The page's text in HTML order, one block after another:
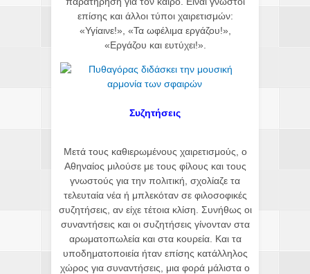
επίσης και άλλοι τύποι χαιρετισμών:
«Υγίαινε!», «Τα ωφέλιμα εργάζου!»,
«Εργάζου και ευτύχει!».
Συζητήσεις
Μετά τους καθιερωμένους χαιρετισμούς, ο
Αθηναίος μιλούσε με τους φίλους και τους
γνωστούς για την πολιτική, σχολίαζε τα
τελευταία νέα ή μπλεκόταν σε φιλοσοφικές
συζητήσεις, αν είχε τέτοια κλίση. Συνήθως οι
συναντήσεις και οι συζητήσεις γίνονταν στα
αρωματοπωλεία και στα κουρεία. Και τα
υποδηματοποιεία ήταν επίσης κατάλληλος
χώρος για συναντήσεις, μια φορά μάλιστα ο